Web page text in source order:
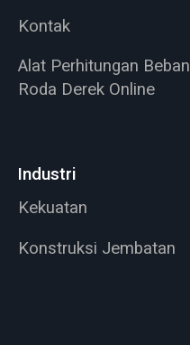
Kontak
Alat Perhitungan Beban
Roda Derek Online
Industri
Kekuatan
Konstruksi Jembatan